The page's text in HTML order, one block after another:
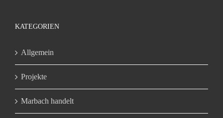
KATEGORIEN
Allgemein
Projekte
Marbach handelt